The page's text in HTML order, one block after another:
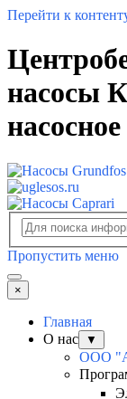
Перейти к
насосы
Пропустить меню
×
Главная
О нас
▼
ООО